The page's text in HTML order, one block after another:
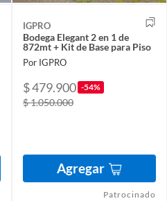
IGPRO
Bodega Elegant 2 en 1 de
872mt + Kit de Base para Piso
Por IGPRO
$ 479.900 -54%
$ 1.050.000
Agregar
Patrocinado